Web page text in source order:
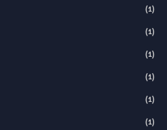
(1)
(1)
(1)
(1)
(1)
(1)